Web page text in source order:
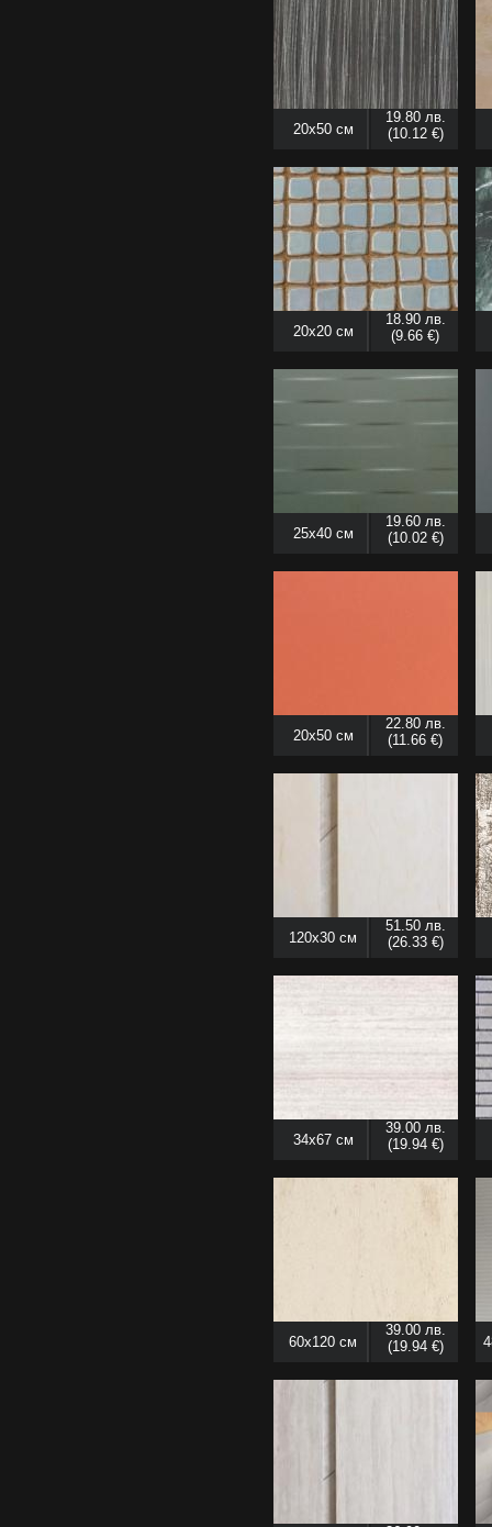
20x50 см
19.80 лв.
(10.12 €)
20x20 см
18.90 лв.
(9.66 €)
25x40 см
19.60 лв.
(10.02 €)
20x50 см
22.80 лв.
(11.66 €)
120x30 см
51.50 лв.
(26.33 €)
34x67 см
39.00 лв.
(19.94 €)
60x120 см
39.00 лв.
(19.94 €)